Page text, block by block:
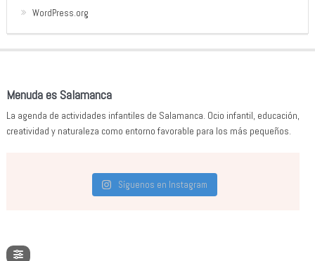
WordPress.org
Menuda es Salamanca
La agenda de actividades infantiles de Salamanca. Ocio infantil, educación,
creatividad y naturaleza como entorno favorable para los más pequeños.
Síguenos en Instagram